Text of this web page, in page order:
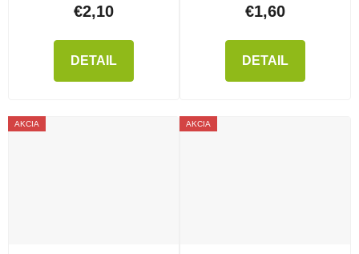
€2,10
DETAIL
€1,60
DETAIL
AKCIA AKCIA